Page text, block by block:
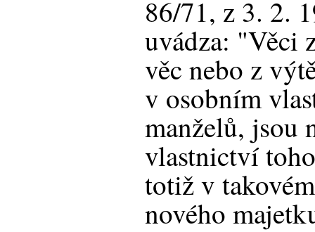
86/71, z 3. 2.
uvádza: "Věci
věc nebo z
v osobním
manželů, jsou
vlastnictví
totiž v
nového